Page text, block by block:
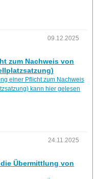
09.12.2025
zum Nachweis von
einer Pflicht zum Nachweis
kann hier gelesen
24.11.2025
Übermittlung von